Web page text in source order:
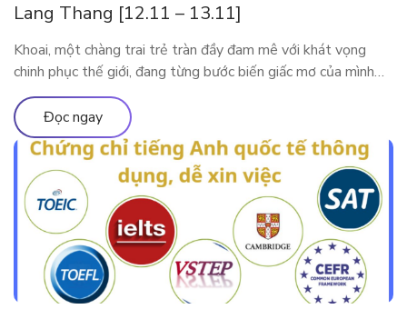
Lang Thang [12.11 – 13.11]
Khoai, một chàng trai trẻ tràn đầy đam mê với khát vọng
chinh phục thế giới, đang từng bước biến giấc mơ của mình
thành hiện thực. Tuy nhiên, thử thách lớn nhất mà anh phải
đối mặt trên hành trình này là tiếng Anh. Với ý chí kiên định,
Khoai đã bắt đầu hành […]
Đọc ngay